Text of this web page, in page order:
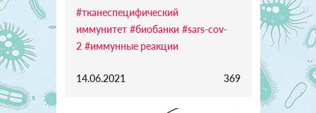
#тканеспецифический
иммунитет #биобанки #sars-cov-
2 #иммунные реакции
14.06.2021 369